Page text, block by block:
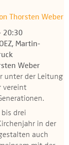
Thorsten Weber
20:30
Martin-
Weber
unter der Leitung
vereint
drei
in der
auch